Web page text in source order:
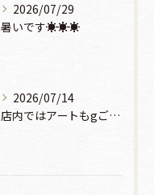
2026/07/29
暑いです☀️☀️☀️
2026/07/14
店内ではアートもgご鑑賞いただけます♡♡♡